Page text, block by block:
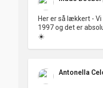
Her er så lækkert -
1997 og det er
☀️
Antonella